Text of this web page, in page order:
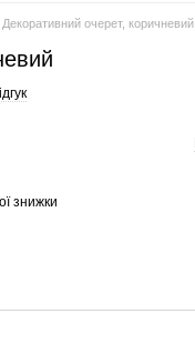
Декоративний очерет, коричневий
знижки